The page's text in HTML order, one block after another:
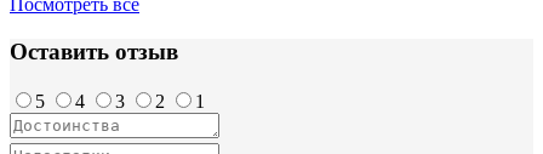
Посмотреть все
Оставить отзыв
5 4 3 2 1